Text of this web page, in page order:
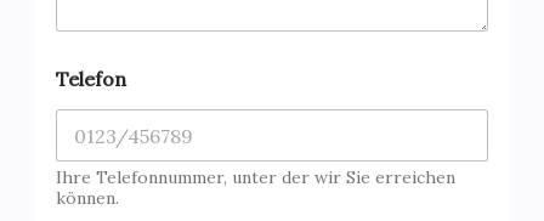
e
r
a
s
t
a
Telefon
Ihre Telefonnummer, unter der wir Sie erreichen
können.